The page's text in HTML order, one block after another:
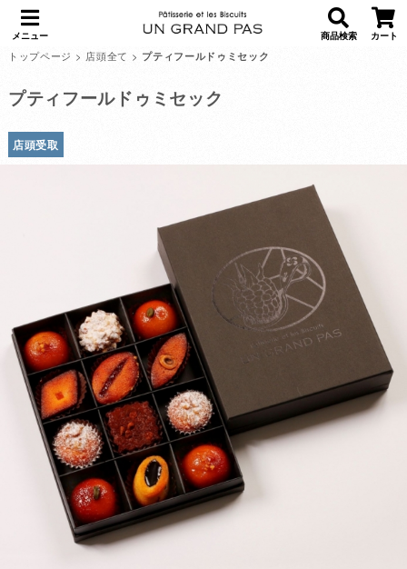
メニュー 商品検索 カート
トップページ > 店頭全て > プティフールドゥミセック
プティフールドゥミセック
店頭受取